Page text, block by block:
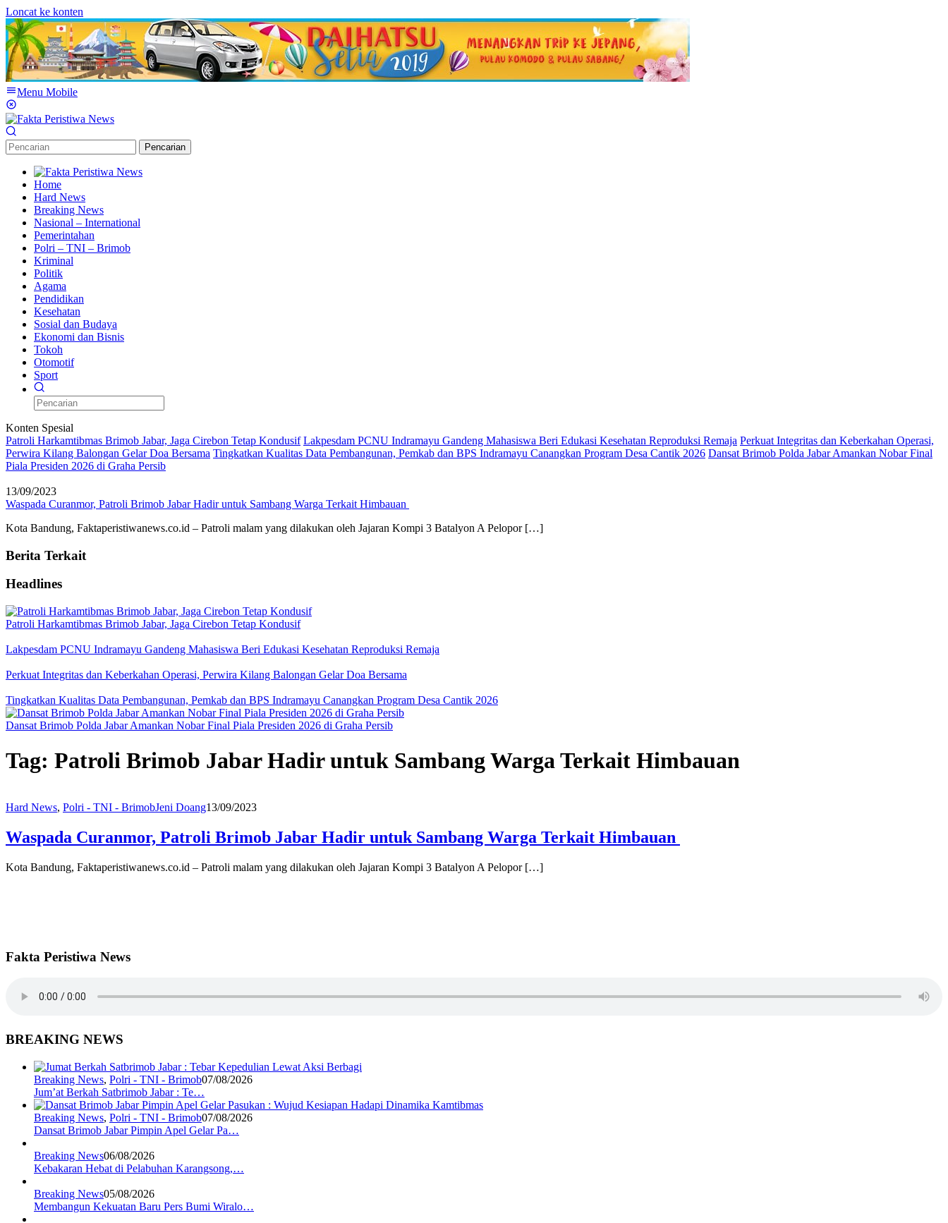
Loncat ke konten
Menu Mobile
Pencarian
Home
Hard News
Breaking News
Nasional – International
Pemerintahan
Polri – TNI – Brimob
Kriminal
Politik
Agama
Pendidikan
Kesehatan
Sosial dan Budaya
Ekonomi dan Bisnis
Tokoh
Otomotif
Sport
Konten Spesial
Patroli Harkamtibmas Brimob Jabar, Jaga Cirebon Tetap Kondusif Lakpesdam PCNU Indramayu Gandeng Mahasiswa Beri Edukasi Kesehatan Reproduksi Remaja Perkuat Integritas dan Keberkahan Operasi,
Perwira Kilang Balongan Gelar Doa Bersama Tingkatkan Kualitas Data Pembangunan, Pemkab dan BPS Indramayu Canangkan Program Desa Cantik 2026 Dansat Brimob Polda Jabar Amankan Nobar Final
Piala Presiden 2026 di Graha Persib
13/09/2023
Waspada Curanmor, Patroli Brimob Jabar Hadir untuk Sambang Warga Terkait Himbauan
Kota Bandung, Faktaperistiwanews.co.id – Patroli malam yang dilakukan oleh Jajaran Kompi 3 Batalyon A Pelopor […]
Berita Terkait
Headlines
Patroli Harkamtibmas Brimob Jabar, Jaga Cirebon Tetap Kondusif
Lakpesdam PCNU Indramayu Gandeng Mahasiswa Beri Edukasi Kesehatan Reproduksi Remaja
Perkuat Integritas dan Keberkahan Operasi, Perwira Kilang Balongan Gelar Doa Bersama
Tingkatkan Kualitas Data Pembangunan, Pemkab dan BPS Indramayu Canangkan Program Desa Cantik 2026
Dansat Brimob Polda Jabar Amankan Nobar Final Piala Presiden 2026 di Graha Persib
Tag: Patroli Brimob Jabar Hadir untuk Sambang Warga Terkait Himbauan
Hard News, Polri - TNI - BrimobJeni Doang13/09/2023
Waspada Curanmor, Patroli Brimob Jabar Hadir untuk Sambang Warga Terkait Himbauan
Kota Bandung, Faktaperistiwanews.co.id – Patroli malam yang dilakukan oleh Jajaran Kompi 3 Batalyon A Pelopor […]
Fakta Peristiwa News
BREAKING NEWS
Breaking News, Polri - TNI - Brimob07/08/2026
Jum’at Berkah Satbrimob Jabar : Te…
Breaking News, Polri - TNI - Brimob07/08/2026
Dansat Brimob Jabar Pimpin Apel Gelar Pa…
Breaking News06/08/2026
Kebakaran Hebat di Pelabuhan Karangsong,…
Breaking News05/08/2026
Membangun Kekuatan Baru Pers Bumi Wiralo…